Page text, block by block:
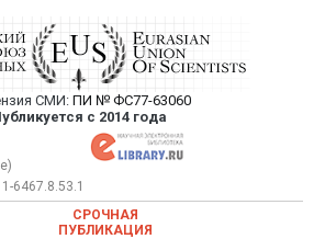
Союз Ученых —
научных статей в
научном журнале
СМИ: ПИ № ФС77-63060
с 2014 года
Ученых — публикация научных статей в
научном журнале
6467.8.53.1
СРОЧНАЯ
ПУБЛИКАЦИЯ